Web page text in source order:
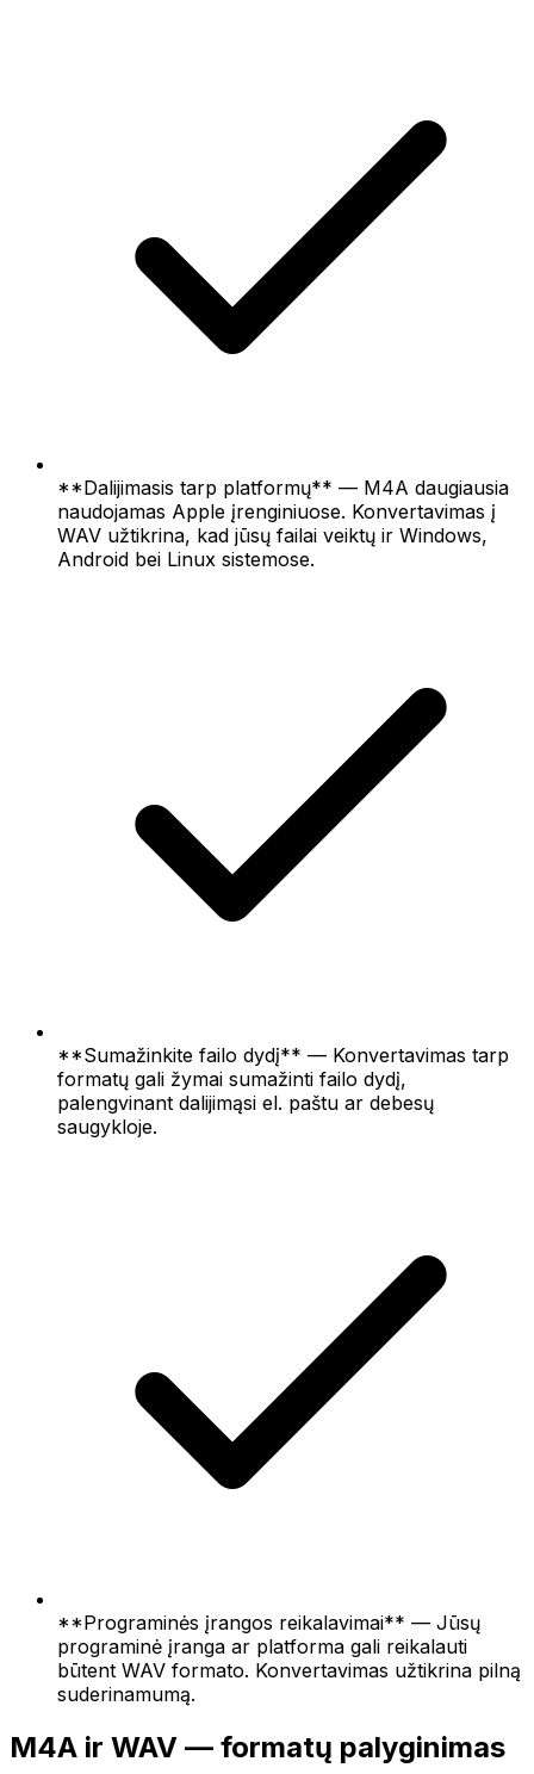
**Dalijimasis tarp platformų** — M4A daugiausia
naudojamas Apple įrenginiuose. Konvertavimas į
WAV užtikrina, kad jūsų failai veiktų ir Windows,
Android bei Linux sistemose.
**Sumažinkite failo dydį** — Konvertavimas tarp
formatų gali žymai sumažinti failo dydį,
palengvinant dalijimąsi el. paštu ar debesų
saugykloje.
**Programinės įrangos reikalavimai** — Jūsų
programinė įranga ar platforma gali reikalauti
būtent WAV formato. Konvertavimas užtikrina pilną
suderinamumą.
M4A ir WAV — formatų palyginimas